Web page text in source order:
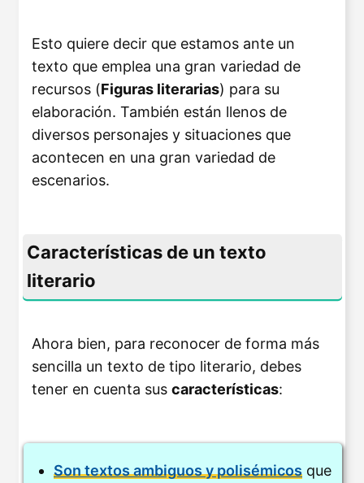
Esto quiere decir que estamos ante un
texto que emplea una gran variedad de
recursos (Figuras literarias) para su
elaboración. También están llenos de
diversos personajes y situaciones que
acontecen en una gran variedad de
escenarios.
Características de un texto
literario
Ahora bien, para reconocer de forma más
sencilla un texto de tipo literario, debes
tener en cuenta sus características:
Son textos ambiguos y polisémicos que